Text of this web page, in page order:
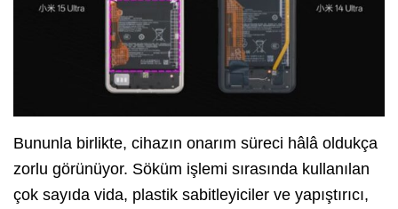
Bununla birlikte, cihazın onarım süreci hâlâ oldukça
zorlu görünüyor. Söküm işlemi sırasında kullanılan
çok sayıda vida, plastik sabitleyiciler ve yapıştırıcı,